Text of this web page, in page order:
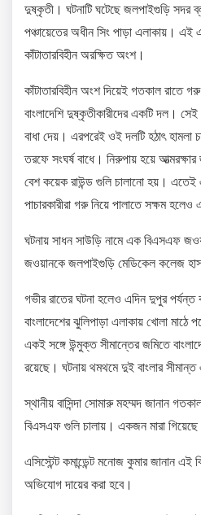
দুষ্কৃতী। ঘটনাটি ঘটেছে জলপাইগুড়ি সদর
পঞ্চায়েতের অধীন সিং পাড়া এলাকায়। এই
কাঁটাতারবিহীন অরক্ষিত অংশ।
কাঁটাতারবিহীন অংশ দিয়েই গতকাল রাতে
বাংলাদেশি দুষ্কৃতীকারীদের একটি দল।
বাধা দেয়। এরপরেই ওই দলটি হঠাৎ
তরফে সংঘর্ষ বাধে। নিরুপায় হয়ে
বেশ কয়েক রাউন্ড গুলি চালানো হয়। এতেই
পাচারকারীরা গরু নিয়ে পালাতে সক্ষম
ঘটনায় সাধন সাউড়ি নামে এক বিএসএফ
জওয়ানকে জলপাইগুড়ি মেডিকেল কলেজ
গভীর রাতের ঘটনা হলেও এদিন দুপুর পর্যন্ত
বাংলাদেশের ঝুলিপাড়া এলাকায় খোলা মাঠে
একই সঙ্গে উন্মুক্ত সীমান্তের জমিতে
রয়েছে। ঘটনায় থমথমে দুই বাংলার সীমান্ত
স্থানীয় বাসিন্দা সোমারু মহম্মদ জানান
বিএসএফ গুলি চালায়। একজন মারা গিয়েছে
এসিস্টেন্ট কমান্ডেন্ট মনোজ কুমার জানান এই
অভিযোগ দায়ের করা হবে।